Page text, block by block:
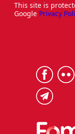
This site is
Google Privacy